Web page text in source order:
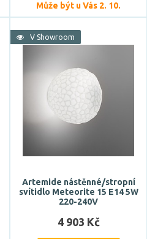
Může být u Vás 2. 10.
V Showroom
Artemide nástěnné/stropní
svítidlo Meteorite 15 E14 5W
220-240V
4 903 Kč